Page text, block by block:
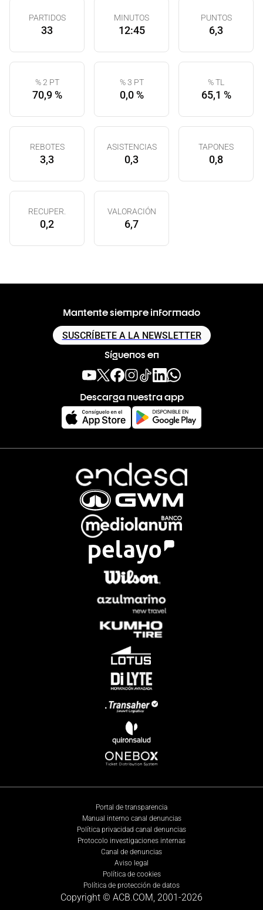
PARTIDOS
33
MINUTOS
12:45
PUNTOS
6,3
% 2 PT
70,9 %
% 3 PT
0,0 %
% TL
65,1 %
REBOTES
3,3
ASISTENCIAS
0,3
TAPONES
0,8
RECUPER.
0,2
VALORACIÓN
6,7
Mantente siempre informado
SUSCRÍBETE A LA NEWSLETTER
Síguenos en
Descarga nuestra app
Portal de transparencia
Manual interno canal denuncias
Política privacidad canal denuncias
Protocolo investigaciones internas
Canal de denuncias
Aviso legal
Política de cookies
Política de protección de datos
Copyright © ACB.COM, 2001-2026